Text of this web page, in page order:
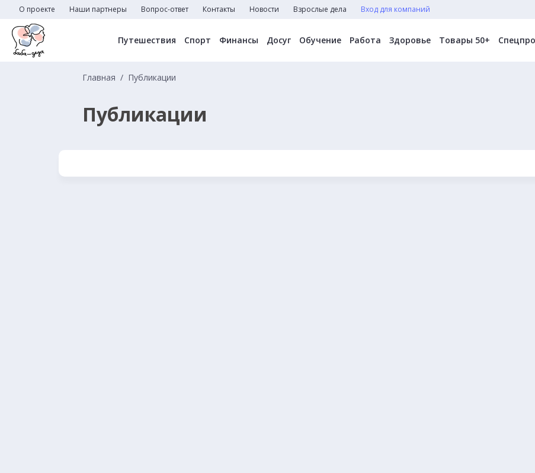
О проекте Наши партнеры Вопрос-ответ Контакты Новости Взрослые дела Вход для компаний
Путешествия Спорт Финансы Досуг Обучение Работа Здоровье Товары 50+
Главная Публикации
Публикации